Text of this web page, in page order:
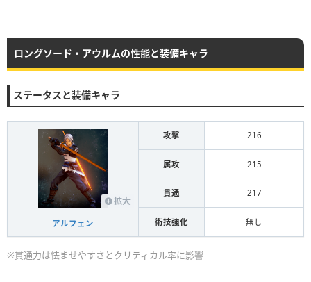
ロングソード・アウルムの性能と装備キャラ
ステータスと装備キャラ
拡大
アルフェン
攻撃 216
属攻 215
貫通 217
術技強化 無し
※貫通力は怯ませやすさとクリティカル率に影響